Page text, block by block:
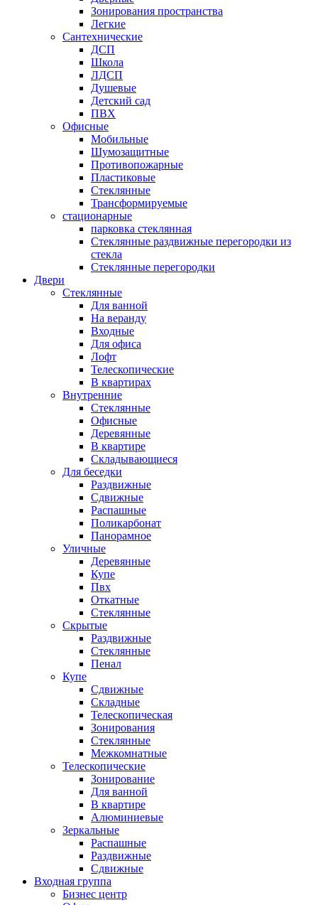
Зонирования пространства
Легкие
Сантехнические
ДСП
Школа
ЛДСП
Душевые
Детский сад
ПВХ
Офисные
Мобильные
Шумозащитные
Противопожарные
Пластиковые
Стеклянные
Трансформируемые
стационарные
парковка стеклянная
Стеклянные раздвижные перегородки из
стекла
Стеклянные перегородки
Двери
Стеклянные
Для ванной
На веранду
Входные
Для офиса
Лофт
Телескопические
В квартирах
Внутренние
Стеклянные
Офисные
Деревянные
В квартире
Складывающиеся
Для беседки
Раздвижные
Сдвижные
Распашные
Поликарбонат
Панорамное
Уличные
Деревянные
Купе
Пвх
Откатные
Стеклянные
Скрытые
Раздвижные
Стеклянные
Пенал
Купе
Сдвижные
Складные
Телескопическая
Зонирования
Стеклянные
Межкомнатные
Телескопические
Зонирование
Для ванной
В квартире
Алюминиевые
Зеркальные
Распашные
Раздвижные
Сдвижные
Входная группа
Бизнес центр